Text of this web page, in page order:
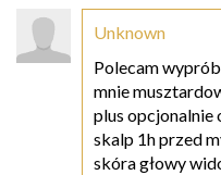
Unknown
Polecam
mnie
plus opcjonalnie
skalp 1h przed
skóra głowy